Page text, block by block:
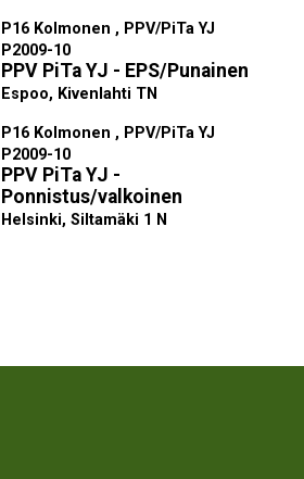
P16 Kolmonen , PPV/PiTa YJ
P2009-10
PPV PiTa YJ - EPS/Punainen
Espoo, Kivenlahti TN
P16 Kolmonen , PPV/PiTa YJ
P2009-10
PPV PiTa YJ -
Ponnistus/valkoinen
Helsinki, Siltamäki 1 N